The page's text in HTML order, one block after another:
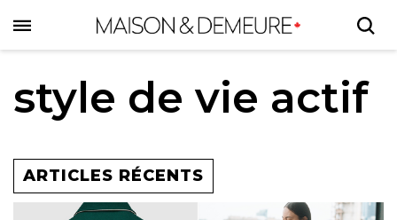
to
main
style de vie actif
ARTICLES RÉCENTS